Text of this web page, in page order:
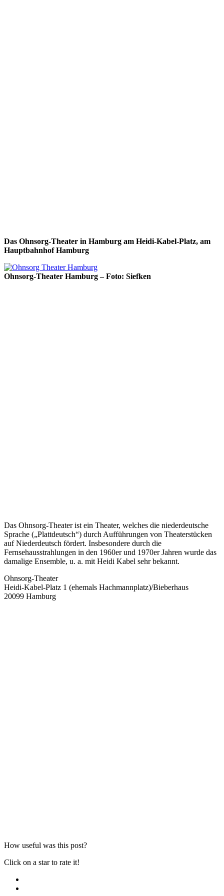
Das Ohnsorg-Theater in Hamburg am Heidi-Kabel-Platz, am
Hauptbahnhof Hamburg
Ohnsorg-Theater Hamburg – Foto: Siefken
Das Ohnsorg-Theater ist ein Theater, welches die niederdeutsche
Sprache („Plattdeutsch“) durch Aufführungen von Theaterstücken
auf Niederdeutsch fördert. Insbesondere durch die
Fernsehausstrahlungen in den 1960er und 1970er Jahren wurde das
damalige Ensemble, u. a. mit Heidi Kabel sehr bekannt.
Ohnsorg-Theater
Heidi-Kabel-Platz 1 (ehemals Hachmannplatz)/Bieberhaus
20099 Hamburg
How useful was this post?
Click on a star to rate it!